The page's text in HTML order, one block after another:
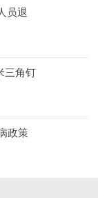
员退
三角钉
政策